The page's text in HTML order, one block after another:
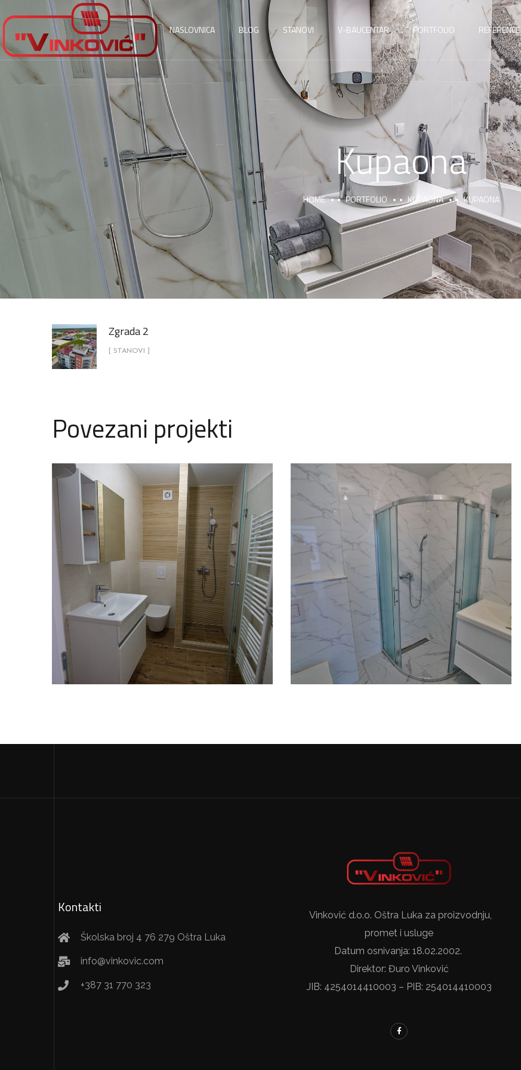
NASLOVNICA BLOG STANOVI V-BAUCENTAR PORTFOLIO REFERENCE
Kupaona
HOME PORTFOLIO KUPAONA KUPAONA
Zgrada 2
[ STANOVI ]
Povezani projekti
Kupaona
KUPAONA
Kupaona
KUPAONA
Kontakti
Školska broj 4 76 279 Oštra Luka
info@vinkovic.com
+387 31 770 323
Vinković d.o.o. Oštra Luka za proizvodnju,
promet i usluge
Datum osnivanja: 18.02.2002.
Direktor: Đuro Vinković
JIB: 4254014410003 – PIB: 254014410003